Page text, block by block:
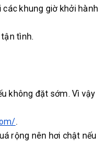
các khung giờ khởi hành
tận tình.
không đặt sớm. Vì vậy
rộng nên hơi chật nếu